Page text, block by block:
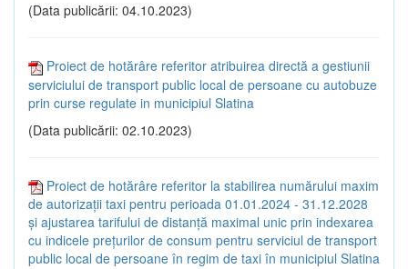
(Data publicării: 04.10.2023)
Proiect de hotărâre referitor atribuirea directă a gestiunii
serviciului de transport public local de persoane cu autobuze
prin curse regulate in municipiul Slatina
(Data publicării: 02.10.2023)
Proiect de hotărâre referitor la stabilirea numărului maxim
de autorizații taxi pentru perioada 01.01.2024 - 31.12.2028
și ajustarea tarifului de distanță maximal unic prin indexarea
cu indicele prețurilor de consum pentru serviciul de transport
public local de persoane în regim de taxi în municipiul Slatina